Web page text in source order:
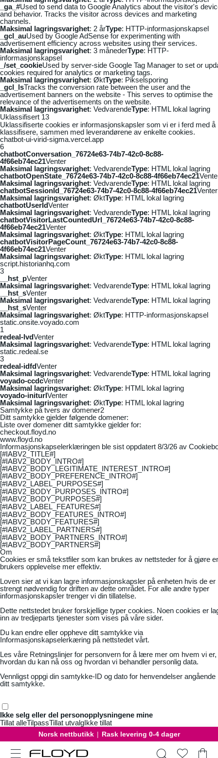
_ga_#Used to send data to Google Analytics about the visitor's
and behavior. Tracks the visitor across devices and marketing
channels.
Maksimal lagringsvarighet: 2 årType: HTTP-informasjonskapsel
_gcl_auUsed by Google AdSense for experimenting with
advertisement efficiency across websites using their services.
Maksimal lagringsvarighet: 3 månederType: HTTP-
informasjonskapsel
_/set_cookieUsed by server-side Google Tag Manager to set or
cookies required for analytics or marketing tags.
Maksimal lagringsvarighet: ØktType: Pikselsporing
_gcl_lsTracks the conversion rate between the user and the
advertisement banners on the website - This serves to optimise the
relevance of the advertisements on the website.
Maksimal lagringsvarighet: VedvarendeType: HTML lokal lagring
Uklassifisert 13
Uklassifiserte cookies er informasjonskapsler som vi er i ferd med å
klassifisere, sammen med leverandørene av enkelte cookies.
chatbot-ui-virid-sigma.vercel.app
6
chatbotConversation_76724e63-74b7-42c0-8c88-
4f66eb74ec21Venter
Maksimal lagringsvarighet: VedvarendeType: HTML lokal lagring
chatbotOpenState_76724e63-74b7-42c0-8c88-4f66eb74ec21
Maksimal lagringsvarighet: VedvarendeType: HTML lokal lagring
chatbotSessionId_76724e63-74b7-42c0-8c88-4f66eb74ec21Venter
Maksimal lagringsvarighet: ØktType: HTML lokal lagring
chatbotUserIdVenter
Maksimal lagringsvarighet: VedvarendeType: HTML lokal lagring
chatbotVisitorLastCountedUrl_76724e63-74b7-42c0-8c88-
4f66eb74ec21Venter
Maksimal lagringsvarighet: ØktType: HTML lokal lagring
chatbotVisitorPageCount_76724e63-74b7-42c0-8c88-
4f66eb74ec21Venter
Maksimal lagringsvarighet: ØktType: HTML lokal lagring
script.historianhq.com
3
__hst_pVenter
Maksimal lagringsvarighet: VedvarendeType: HTML lokal lagring
__hst_sVenter
Maksimal lagringsvarighet: VedvarendeType: HTML lokal lagring
__hst_sVenter
Maksimal lagringsvarighet: ØktType: HTTP-informasjonskapsel
static.onsite.voyado.com
1
redeal-lvdVenter
Maksimal lagringsvarighet: VedvarendeType: HTML lokal lagring
static.redeal.se
3
redeal-idfdVenter
Maksimal lagringsvarighet: VedvarendeType: HTML lokal lagring
voyado-ccdcVenter
Maksimal lagringsvarighet: ØktType: HTML lokal lagring
voyado-initurlVenter
Maksimal lagringsvarighet: ØktType: HTML lokal lagring
Samtykke på tvers av domener2
Ditt samtykke gjelder følgende domener:
Liste over domener ditt samtykke gjelder for:
checkout.floyd.no
www.floyd.no
Informasjonskapselerklæringen ble sist oppdatert 8/3/26 av
[#IABV2_TITLE#]
[#IABV2_BODY_INTRO#]
[#IABV2_BODY_LEGITIMATE_INTEREST_INTRO#]
[#IABV2_BODY_PREFERENCE_INTRO#]
[#IABV2_LABEL_PURPOSES#]
[#IABV2_BODY_PURPOSES_INTRO#]
[#IABV2_BODY_PURPOSES#]
[#IABV2_LABEL_FEATURES#]
[#IABV2_BODY_FEATURES_INTRO#]
[#IABV2_BODY_FEATURES#]
[#IABV2_LABEL_PARTNERS#]
[#IABV2_BODY_PARTNERS_INTRO#]
[#IABV2_BODY_PARTNERS#]
Om
Cookies er små tekstfiler som kan brukes av nettsteder for å gjøre
brukers opplevelse mer effektiv.
Loven sier at vi kan lagre informasjonskapsler på enheten hvis de er
strengt nødvendig for driften av dette området. For alle andre typer
informasjonskapsler trenger vi din tillatelse.
Dette nettstedet bruker forskjellige typer cookies. Noen cookies er
inn av tredjeparts tjenester som vises på våre sider.
Du kan endre eller oppheve ditt samtykke via
Informasjonskapselerkæring på nettstedet vårt.
Les våre Retningslinjer for personvern for å lære mer om hvem vi er,
hvordan du kan nå oss og hvordan vi behandler personlig data.
Vennligst oppgi din samtykke-ID og dato for henvendelser angående
ditt samtykke.
Ikke selg eller del personopplysningene mine
Tillat alleTilpassTillat utvalgIkke tillat
Norsk nettbutikk | Rask levering 0-4 dager